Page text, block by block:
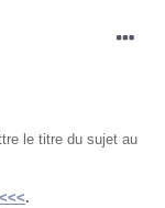
le titre du sujet au
.